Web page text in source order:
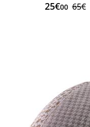
25€00 65€